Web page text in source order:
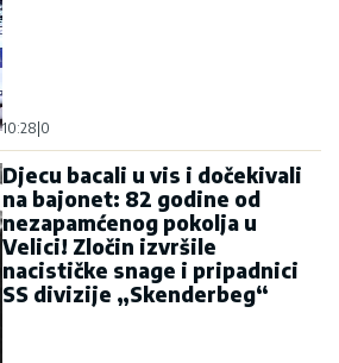
10:28 0
Djecu bacali u vis i dočekivali
na bajonet: 82 godine od
nezapamćenog pokolja u
Velici! Zločin izvršile
nacističke snage i pripadnici
SS divizije „Skenderbeg“